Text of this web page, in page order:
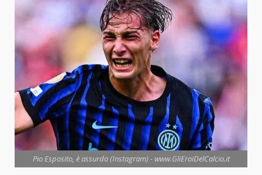
Pio Esposito, è assurdo (Instagram) - www.GliEroiDelCalcio.it